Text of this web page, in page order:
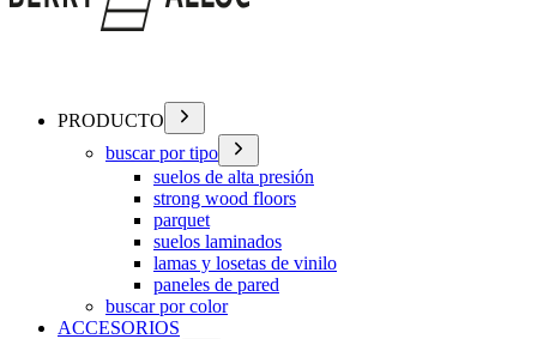
PRODUCTO
buscar por tipo
suelos de alta presión
strong wood floors
parquet
suelos laminados
lamas y losetas de vinilo
paneles de pared
buscar por color
ACCESORIOS